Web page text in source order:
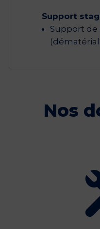
Support
Support
Nos